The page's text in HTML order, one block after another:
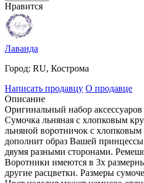
Нравится
Лаванда
Город: RU, Кострома
Написать продавцу О продавце
Описание
Оригинальный набор
Сумочка льняная с хлопковым
льняной воротничок с
дополнит образ Вашей
двумя разными сторонами.
Воротники имеются в 3х
другие расцветки. Размеры